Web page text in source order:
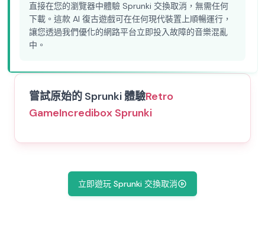
直接在您的瀏覽器中體驗 Sprunki 交換取消，無需任何
下載。這款 AI 復古遊戲可在任何現代裝置上順暢運行，
讓您透過我們優化的網路平台立即投入故障的音樂混亂
中。
嘗試原始的 Sprunki 體驗Retro
GameIncredibox Sprunki
立即遊玩 Sprunki 交換取消